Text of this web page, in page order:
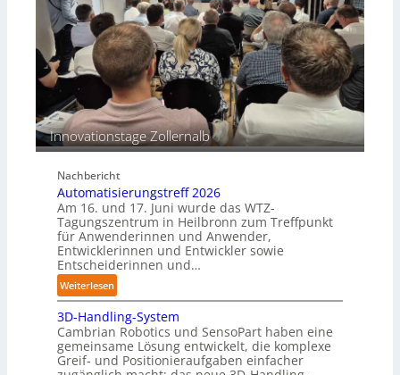
c
h
i
n
e
p
e
r
o
b
o
t
i
o
n
s
s
t
ä
i
g
e
P
o
l
y
m
e
r
l
Innovationstage Zollernalb
Nachbericht
Automatisierungstreff 2026
Am 16. und 17. Juni wurde das WTZ-
Tagungszentrum in Heilbronn zum Treffpunkt
für Anwenderinnen und Anwender,
Entwicklerinnen und Entwickler sowie
Entscheiderinnen und…
Weiterlesen:
A
u
t
o
m
3D-Handling-System
Cambrian Robotics und SensoPart haben eine
gemeinsame Lösung entwickelt, die komplexe
Greif- und Positionieraufgaben einfacher